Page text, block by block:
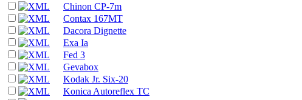
Chinon CP-7m
Contax 167MT
Dacora Dignette
Exa Ia
Fed 3
Gevabox
Kodak Jr. Six-20
Konica Autoreflex TC